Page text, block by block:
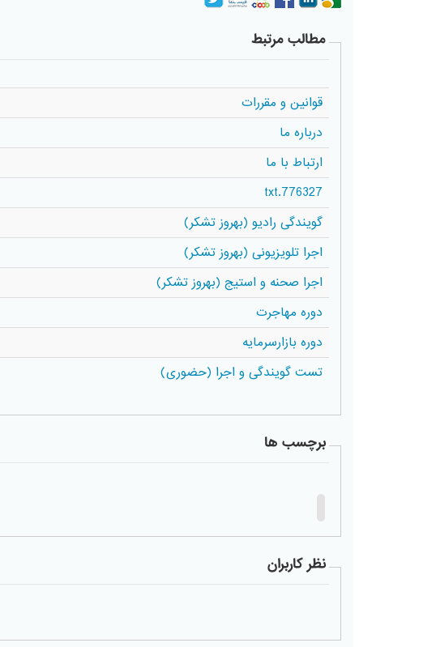
مطالب مرتبط
قوانین و مقررات
درباره ما
ارتباط با ما
776327.txt
گویندگی رادیو (بهروز تشکر)
اجرا تلویزیونی (بهروز تشکر)
اجرا صحنه و استیج (بهروز تشکر)
دوره مهاجرت
دوره بازارسرمایه
تست گویندگی و اجرا (حضوری)
برچسب ها
نظر کاربران